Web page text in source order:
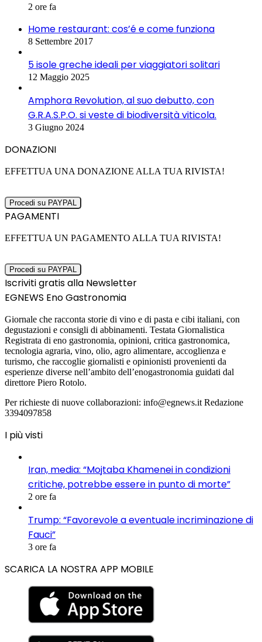
2 ore fa
Home restaurant: cos’é e come funziona
8 Settembre 2017
5 isole greche ideali per viaggiatori solitari
12 Maggio 2025
Amphora Revolution, al suo debutto, con
G.R.A.S.P.O. si veste di biodiversità viticola.
3 Giugno 2024
DONAZIONI
EFFETTUA UNA DONAZIONE ALLA TUA RIVISTA!
PAGAMENTI
EFFETTUA UN PAGAMENTO ALLA TUA RIVISTA!
Iscriviti gratis alla Newsletter
EGNEWS Eno Gastronomia
Giornale che racconta storie di vino e di pasta e cibi italiani, con
degustazioni e consigli di abbinamenti. Testata Giornalistica
Registrata di eno gastronomia, opinioni, critica gastronomica,
tecnologia agraria, vino, olio, agro alimentare, accoglienza e
turismo, che raccoglie giornalisti e opinionisti provenienti da
esperienze diverse nell’ambito dell’enogastronomia guidati dal
direttore Piero Rotolo.
Per richieste di nuove collaborazioni: info@egnews.it Redazione
3394097858
I più visti
Iran, media: “Mojtaba Khamenei in condizioni
critiche, potrebbe essere in punto di morte”
2 ore fa
Trump: “Favorevole a eventuale incriminazione di
Fauci”
3 ore fa
SCARICA LA NOSTRA APP MOBILE